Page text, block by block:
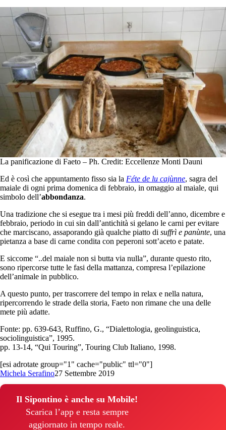
La panificazione di Faeto – Ph. Credit: Eccellenze Monti Dauni
Ed è così che appuntamento fisso sia la Féte de lu cajùnne, sagra del
maiale di ogni prima domenica di febbraio, in omaggio al maiale, qui
simbolo dell’abbondanza.
Una tradizione che si esegue tra i mesi più freddi dell’anno, dicembre e
febbraio, periodo in cui sin dall’antichità si gelano le carni per evitare
che marciscano, assaporando già qualche piatto di suffrì e panùnte, una
pietanza a base di carne condita con peperoni sott’aceto e patate.
E siccome “..del maiale non si butta via nulla”, durante questo rito,
sono ripercorse tutte le fasi della mattanza, compresa l’epilazione
dell’animale in pubblico.
A questo punto, per trascorrere del tempo in relax e nella natura,
ripercorrendo le strade della storia, Faeto non rimane che una delle
mete più adatte.
Fonte: pp. 639-643, Ruffino, G., “Dialettologia, geolinguistica,
sociolinguistica”, 1995.
pp. 13-14, “Qui Touring”, Touring Club Italiano, 1998.
[esi adrotate group="1" cache="public" ttl="0"]
Michela Serafino27 Settembre 2019
Il Sipontino è anche su Mobile!
Scarica l’app e resta sempre
aggiornato in tempo reale.